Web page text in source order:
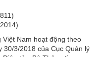
Nam hoạt động theo
30/3/2018 của Cục Quản lý